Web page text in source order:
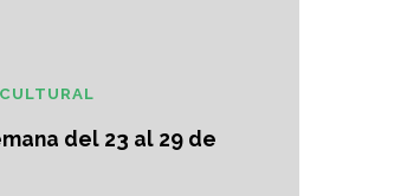
del 23 al 29 de